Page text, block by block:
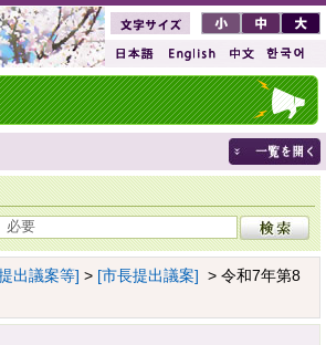
出議案等] > [市長提出議案] > 令和7年第8